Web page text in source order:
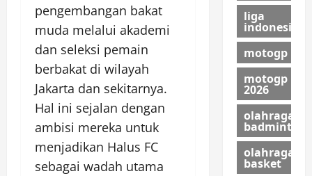
pengembangan bakat
muda melalui akademi
dan seleksi pemain
berbakat di wilayah
Jakarta dan sekitarnya.
Hal ini sejalan dengan
ambisi mereka untuk
menjadikan Halus FC
sebagai wadah utama
liga
indonesia
motogp
motogp
2026
olahraga
badminton
olahraga
basket